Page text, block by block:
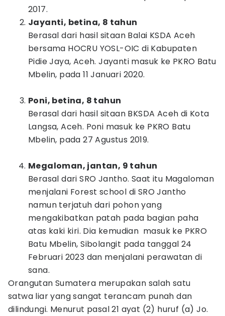
2017.
Jayanti, betina, 8 tahun
Berasal dari hasil sitaan Balai KSDA Aceh
bersama HOCRU YOSL-OIC di Kabupaten
Pidie Jaya, Aceh. Jayanti masuk ke PKRO Batu
Mbelin, pada 11 Januari 2020.
Poni, betina, 8 tahun
Berasal dari hasil sitaan BKSDA Aceh di Kota
Langsa, Aceh. Poni masuk ke PKRO Batu
Mbelin, pada 27 Agustus 2019.
Megaloman, jantan, 9 tahun
Berasal dari SRO Jantho. Saat itu Magaloman
menjalani Forest school di SRO Jantho
namun terjatuh dari pohon yang
mengakibatkan patah pada bagian paha
atas kaki kiri. Dia kemudian masuk ke PKRO
Batu Mbelin, Sibolangit pada tanggal 24
Februari 2023 dan menjalani perawatan di
sana.
Orangutan Sumatera merupakan salah satu
satwa liar yang sangat terancam punah dan
dilindungi. Menurut pasal 21 ayat (2) huruf (a) Jo.